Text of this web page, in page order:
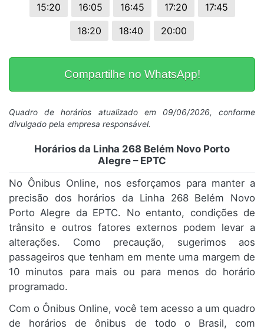
15:20
16:05 16:45 17:20
17:45
18:20
18:40 20:00
Compartilhe no WhatsApp!
Quadro de horários atualizado em 09/06/2026, conforme
divulgado pela empresa responsável.
Horários da Linha 268 Belém Novo Porto
Alegre – EPTC
No Ônibus Online, nos esforçamos para manter a
precisão dos horários da Linha 268 Belém Novo
Porto Alegre da EPTC. No entanto, condições de
trânsito e outros fatores externos podem levar a
alterações. Como precaução, sugerimos aos
passageiros que tenham em mente uma margem de
10 minutos para mais ou para menos do horário
programado.
Com o Ônibus Online, você tem acesso a um quadro
de horários de ônibus de todo o Brasil, com